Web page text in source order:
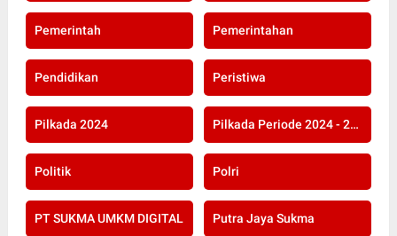
Pemerintah Pemerintahan
Pendidikan Peristiwa
Pilkada 2024 Pilkada Periode 2024 - 2029
Politik Polri
PT SUKMA UMKM DIGITAL Putra Jaya Sukma